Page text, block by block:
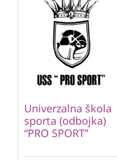
Univerzalna škola
sporta (odbojka)
“PRO SPORT”